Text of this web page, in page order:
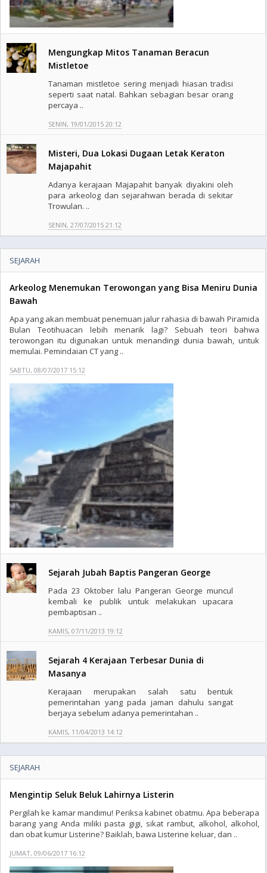
Mengungkap Mitos Tanaman Beracun
Mistletoe
Tanaman mistletoe sering menjadi hiasan tradisi
seperti saat natal. Bahkan sebagian besar orang
percaya ..
SENIN, 19/01/2015 20:12
Misteri, Dua Lokasi Dugaan Letak Keraton
Majapahit
Adanya kerajaan Majapahit banyak diyakini oleh
para arkeolog dan sejarahwan berada di sekitar
Trowulan. ..
SENIN, 27/07/2015 21:12
SEJARAH
Arkeolog Menemukan Terowongan yang Bisa Meniru Dunia
Bawah
Apa yang akan membuat penemuan jalur rahasia di bawah Piramida
Bulan Teotihuacan lebih menarik lagi? Sebuah teori bahwa
terowongan itu digunakan untuk menandingi dunia bawah, untuk
memulai. Pemindaian CT yang ..
SABTU, 08/07/2017 15:12
Sejarah Jubah Baptis Pangeran George
Pada 23 Oktober lalu Pangeran George muncul
kembali ke publik untuk melakukan upacara
pembaptisan ..
KAMIS, 07/11/2013 19:12
Sejarah 4 Kerajaan Terbesar Dunia di
Masanya
Kerajaan merupakan salah satu bentuk
pemerintahan yang pada jaman dahulu sangat
berjaya sebelum adanya pemerintahan ..
KAMIS, 11/04/2013 14:12
SEJARAH
Mengintip Seluk Beluk Lahirnya Listerin
Pergilah ke kamar mandimu! Periksa kabinet obatmu. Apa beberapa
barang yang Anda miliki pasta gigi, sikat rambut, alkohol, alkohol,
dan obat kumur Listerine? Baiklah, bawa Listerine keluar, dan ..
JUMAT, 09/06/2017 16:12